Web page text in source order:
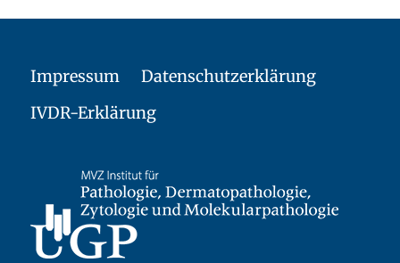
Impressum
Datenschutzerklärung
IVDR-Erklärung